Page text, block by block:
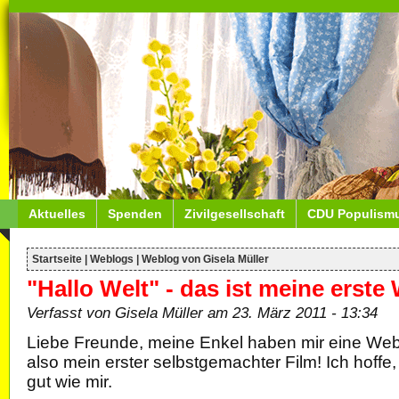
Aktuelles Spenden Zivilgesellschaft CDU
Startseite Weblogs Weblog von Gisela Müller
"Hallo Welt" - das ist meine erste
Verfasst von Gisela Müller am 23. März 2011 - 13:34
Liebe Freunde, meine Enkel haben mir eine
also mein erster selbstgemachter Film! Ich
gut wie mir.